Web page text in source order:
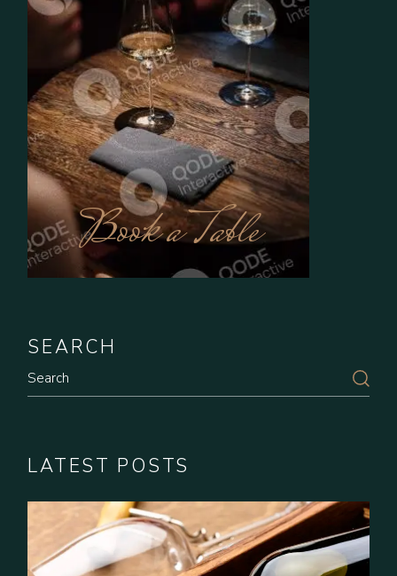
Book a Table
SEARCH
LATEST POSTS